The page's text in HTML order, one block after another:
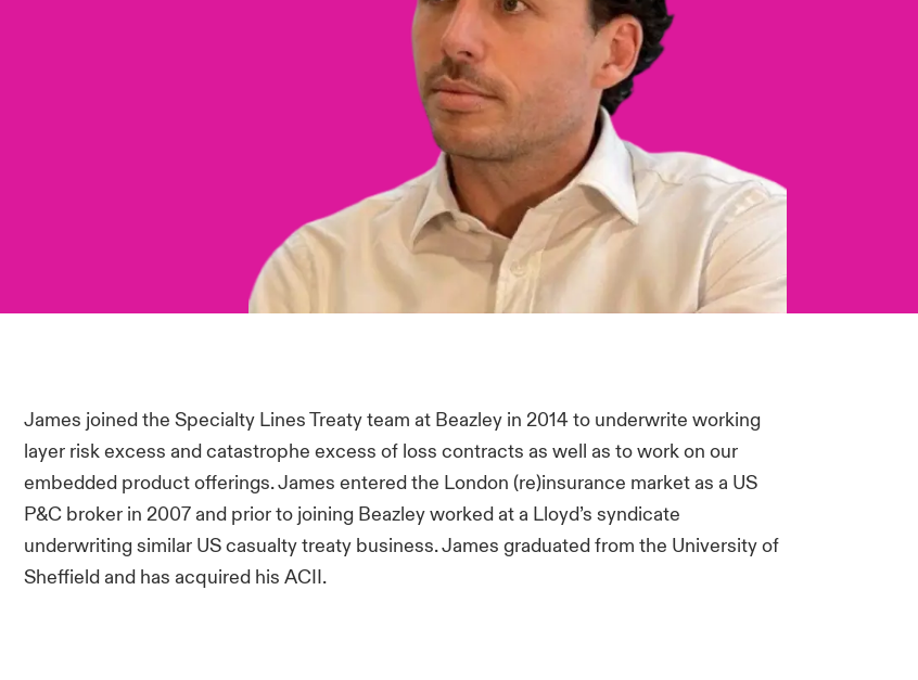
James joined the Specialty Lines Treaty team at Beazley in 2014 to underwrite working
layer risk excess and catastrophe excess of loss contracts as well as to work on our
embedded product offerings. James entered the London (re)insurance market as a US
P&C broker in 2007 and prior to joining Beazley worked at a Lloyd’s syndicate
underwriting similar US casualty treaty business. James graduated from the University of
Sheffield and has acquired his ACII.